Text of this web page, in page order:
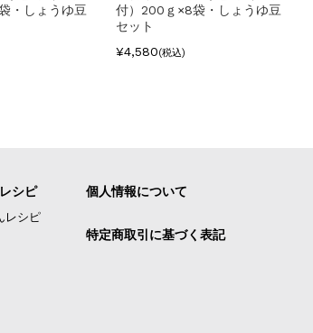
・しょうゆ豆
付）200ｇ×8袋・しょうゆ豆
セット
¥4,580(税込)
シピ
レシピ
個人情報について
特定商取引に基づく表記